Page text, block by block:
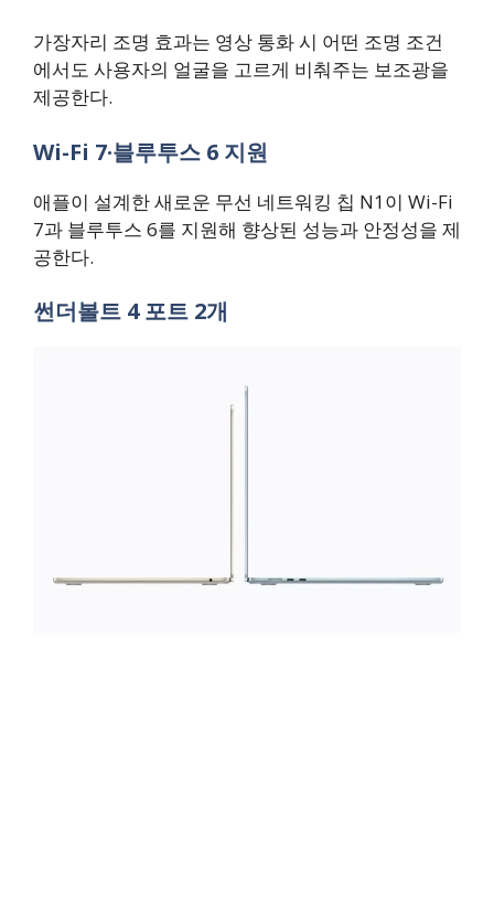
가장자리 조명 효과는 영상 통화 시 어떤 조명 조건
에서도 사용자의 얼굴을 고르게 비춰주는 보조광을
제공한다.
Wi-Fi 7·블루투스 6 지원
애플이 설계한 새로운 무선 네트워킹 칩 N1이 Wi-Fi
7과 블루투스 6를 지원해 향상된 성능과 안정성을 제
공한다.
썬더볼트 4 포트 2개